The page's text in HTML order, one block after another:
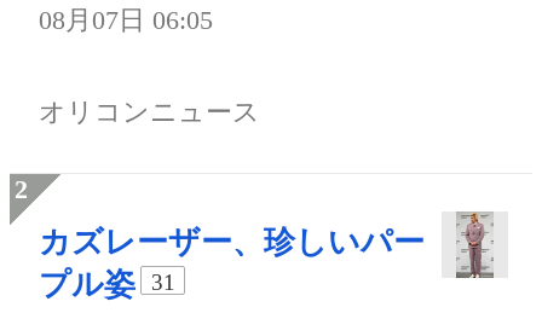
08月07日 06:05
オリコンニュース
カズレーザー、珍しいパー
プル姿
31